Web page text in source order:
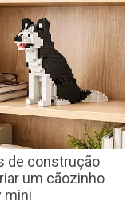
de construção
um cãozinho
mini